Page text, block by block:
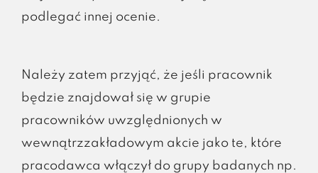
podlegać innej ocenie.
Należy zatem przyjąć, że jeśli pracownik
będzie znajdował się w grupie
pracowników uwzględnionych w
wewnątrzzakładowym akcie jako te, które
pracodawca włączył do grupy badanych np.